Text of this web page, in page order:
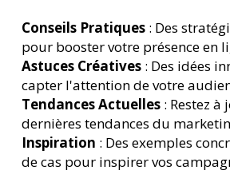
Conseils Pratiques : Des
pour booster votre présence en
Astuces Créatives : Des idées
capter l'attention de votre
Tendances Actuelles : Restez à
dernières tendances du
Inspiration : Des exemples
de cas pour inspirer vos